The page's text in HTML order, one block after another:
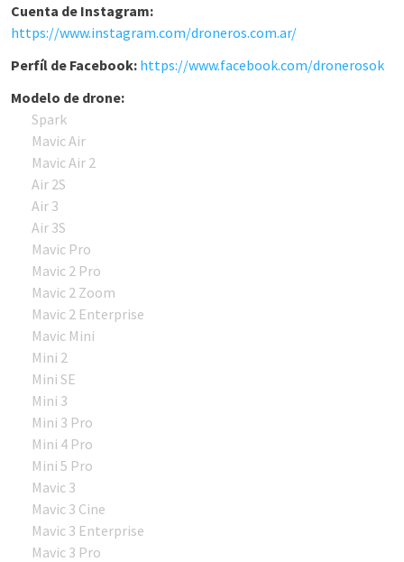
Cuenta de Instagram:
https://www.instagram.com/droneros.com.ar/
Perfíl de Facebook: https://www.facebook.com/dronerosok
Modelo de drone:
Spark
Mavic Air
Mavic Air 2
Air 2S
Air 3
Air 3S
Mavic Pro
Mavic 2 Pro
Mavic 2 Zoom
Mavic 2 Enterprise
Mavic Mini
Mini 2
Mini SE
Mini 3
Mini 3 Pro
Mini 4 Pro
Mini 5 Pro
Mavic 3
Mavic 3 Cine
Mavic 3 Enterprise
Mavic 3 Pro